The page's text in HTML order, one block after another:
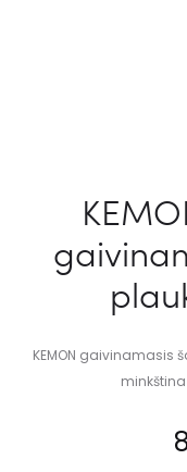
KEMON gaivinamasis